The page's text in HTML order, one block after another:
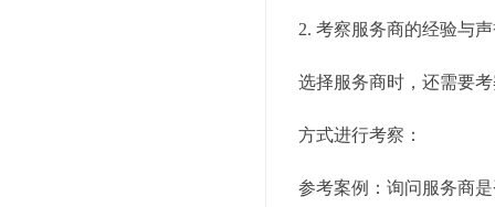
2. 考察服务商的经验与
选择服务商时，还需要
方式进行考察：
参考案例：询问服务商